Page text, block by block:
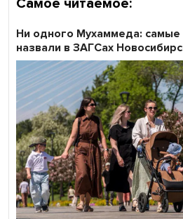
Самое читаемое:
Ни одного Мухаммеда:
назвали в ЗАГСах